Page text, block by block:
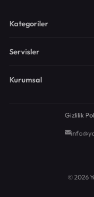
Kategoriler
Servisler
Kurumsal
Gizlilik
© 2026